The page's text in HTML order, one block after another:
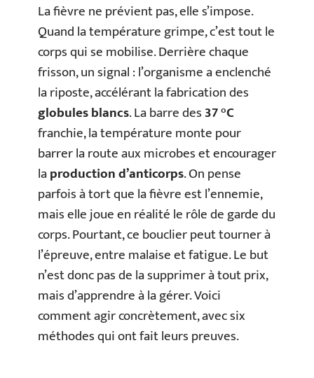
La fièvre ne prévient pas, elle s’impose.
Quand la température grimpe, c’est tout le
corps qui se mobilise. Derrière chaque
frisson, un signal : l’organisme a enclenché
la riposte, accélérant la fabrication des
globules blancs. La barre des37 °C
franchie, la température monte pour
barrer la route aux microbes et encourager
laproduction d’anticorps. On pense
parfois à tort que la fièvre est l’ennemie,
mais elle joue en réalité le rôle de garde du
corps. Pourtant, ce bouclier peut tourner à
l’épreuve, entre malaise et fatigue. Le but
n’est donc pas de la supprimer à tout prix,
mais d’apprendre à la gérer. Voici
comment agir concrètement, avec six
méthodes qui ont fait leurs preuves.